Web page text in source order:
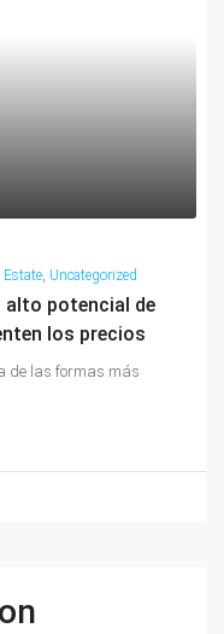
Estate, Uncategorized
alto potencial de
los precios
de las formas más